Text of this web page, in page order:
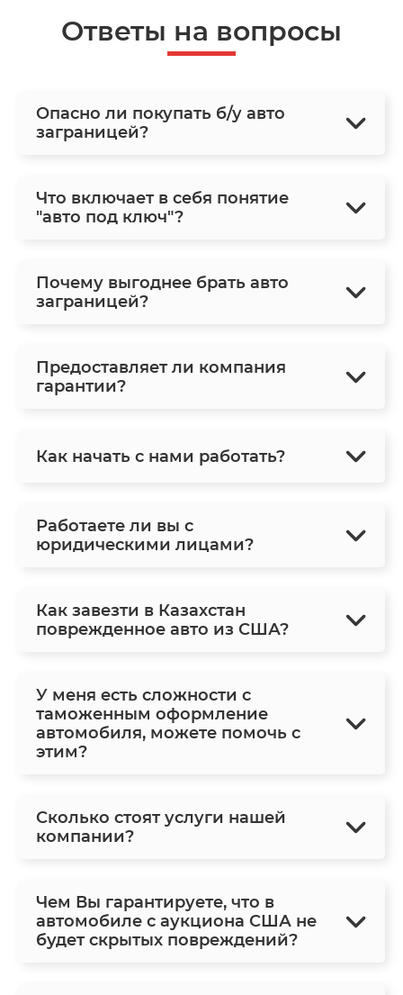
Ответы на вопросы
Опасно ли покупать б/у авто
заграницей?
Что включает в себя понятие
"авто под ключ"?
Почему выгоднее брать авто
заграницей?
Предоставляет ли компания
гарантии?
Как начать с нами работать?
Работаете ли вы с
юридическими лицами?
Как завезти в Казахстан
поврежденное авто из США?
У меня есть сложности с
таможенным оформление
автомобиля, можете помочь с
этим?
Сколько стоят услуги нашей
компании?
Чем Вы гарантируете, что в
автомобиле с аукциона США не
будет скрытых повреждений?